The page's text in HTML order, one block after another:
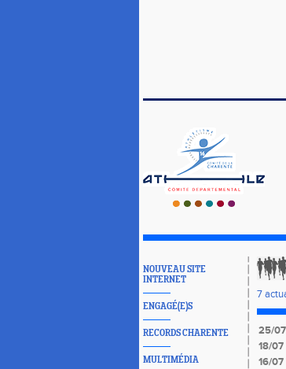
NOUVEAU SITE
INTERNET
ENGAGÉ(E)S
RECORDS CHARENTE
MULTIMÉDIA
7
25/07
18/07
16/07